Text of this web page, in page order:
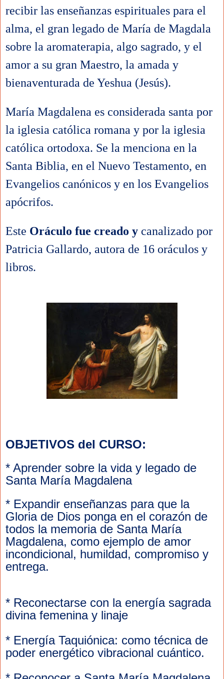
recibir las enseñanzas espirituales para el
alma, el gran legado de María de Magdala
sobre la aromaterapia, algo sagrado, y el
amor a su gran Maestro, la amada y
bienaventurada de Yeshua (Jesús).
María Magdalena es considerada santa por
la iglesia católica romana y por la iglesia
católica ortodoxa. Se la menciona en la
Santa Biblia, en el Nuevo Testamento, en
Evangelios canónicos y en los Evangelios
apócrifos.
Este Oráculo fue creado y canalizado por
Patricia Gallardo, autora de 16 oráculos y
libros.
OBJETIVOS del CURSO:
* Aprender sobre la vida y legado de
Santa María Magdalena
* Expandir enseñanzas para que la
Gloria de Dios ponga en el corazón de
todos la memoria de Santa María
Magdalena, como ejemplo de amor
incondicional, humildad, compromiso y
entrega.
* Reconectarse con la energía sagrada
divina femenina y linaje
* Energía Taquiónica: como técnica de
poder energético vibracional cuántico.